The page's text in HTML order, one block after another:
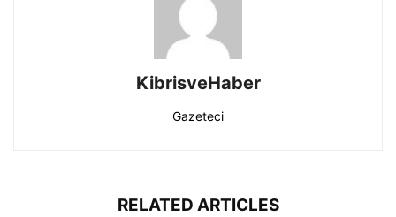
KibrisveHaber
Gazeteci
RELATED ARTICLES